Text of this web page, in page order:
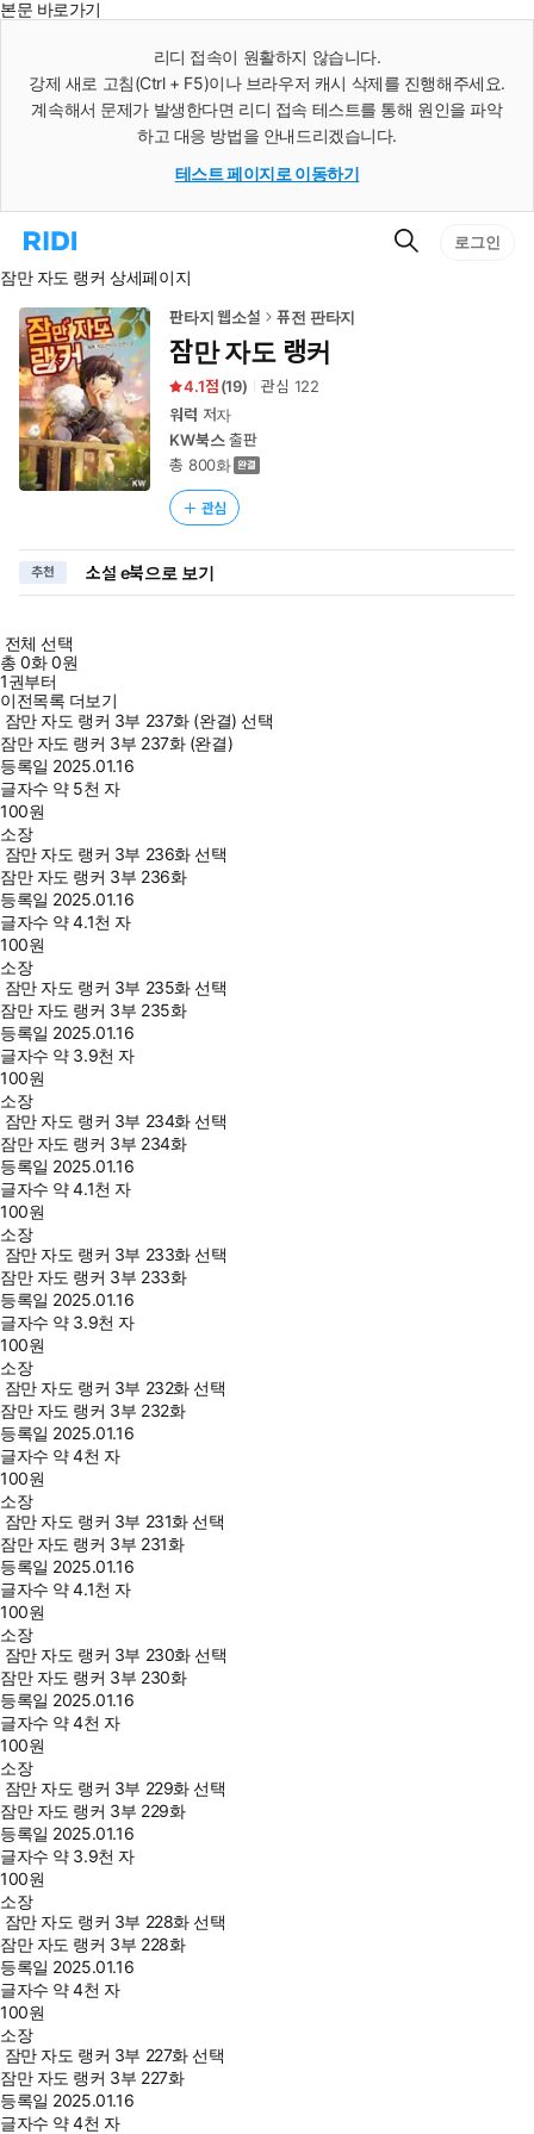
본문 바로가기
리디 접속이 원활하지 않습니다.
강제 새로 고침(Ctrl + F5)이나 브라우저 캐시 삭제를 진행해주세요.
계속해서 문제가 발생한다면 리디 접속 테스트를 통해 원인을 파악
하고 대응 방법을 안내드리겠습니다.
테스트 페이지로 이동하기
리
홈
로
이
동
검
로그인
잠만 자도 랭커 상세페이지
판타지 웹소설 퓨전 판타지
잠만 자도 랭커
4.1 (19) 관심 122
워럭 저자
KW북스출판
총 800화
관심
추천 소설 e북으로 보기
전체 선택
총0화0원
1권부터
이전목록 더보기
잠만 자도 랭커 3부 237화 (완결) 선택
잠만 자도 랭커 3부 237화 (완결)
등록일 2025.01.16
글자수 약 5천 자
100원
소장
잠만 자도 랭커 3부 236화 선택
잠만 자도 랭커 3부 236화
등록일 2025.01.16
글자수 약 4.1천 자
100원
소장
잠만 자도 랭커 3부 235화 선택
잠만 자도 랭커 3부 235화
등록일 2025.01.16
글자수 약 3.9천 자
100원
소장
잠만 자도 랭커 3부 234화 선택
잠만 자도 랭커 3부 234화
등록일 2025.01.16
글자수 약 4.1천 자
100원
소장
잠만 자도 랭커 3부 233화 선택
잠만 자도 랭커 3부 233화
등록일 2025.01.16
글자수 약 3.9천 자
100원
소장
잠만 자도 랭커 3부 232화 선택
잠만 자도 랭커 3부 232화
등록일 2025.01.16
글자수 약 4천 자
100원
소장
잠만 자도 랭커 3부 231화 선택
잠만 자도 랭커 3부 231화
등록일 2025.01.16
글자수 약 4.1천 자
100원
소장
잠만 자도 랭커 3부 230화 선택
잠만 자도 랭커 3부 230화
등록일 2025.01.16
글자수 약 4천 자
100원
소장
잠만 자도 랭커 3부 229화 선택
잠만 자도 랭커 3부 229화
등록일 2025.01.16
글자수 약 3.9천 자
100원
소장
잠만 자도 랭커 3부 228화 선택
잠만 자도 랭커 3부 228화
등록일 2025.01.16
글자수 약 4천 자
100원
소장
잠만 자도 랭커 3부 227화 선택
잠만 자도 랭커 3부 227화
등록일 2025.01.16
글자수 약 4천 자